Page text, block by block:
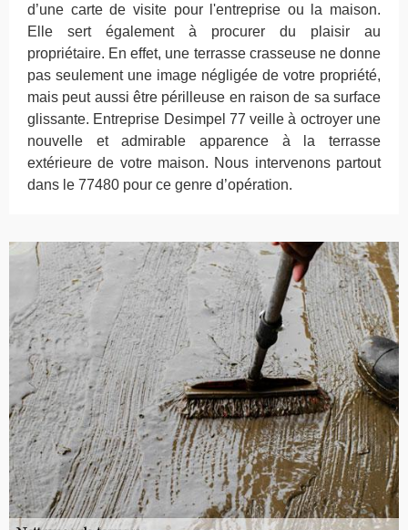
d’une carte de visite pour l'entreprise ou la maison.
Elle sert également à procurer du plaisir au
propriétaire. En effet, une terrasse crasseuse ne donne
pas seulement une image négligée de votre propriété,
mais peut aussi être périlleuse en raison de sa surface
glissante. Entreprise Desimpel 77 veille à octroyer une
nouvelle et admirable apparence à la terrasse
extérieure de votre maison. Nous intervenons partout
dans le 77480 pour ce genre d’opération.